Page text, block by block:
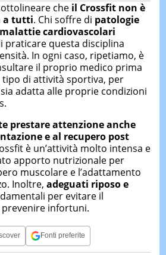
che il Crossfit non è
a tutti. Chi soffre di patologie
malattie cardiovascolari
praticare questa disciplina
In ogni caso, ripetiamo, è
il proprio medico prima
tipo di attività sportiva, per
adatta alle proprie condizioni
prestare attenzione anche
e al recupero post
è un’attività molto intensa e
apporto nutrizionale per
muscolare e l’adattamento
Inoltre, adeguati riposo e
per evitare il
infortuni.
Fonti preferite